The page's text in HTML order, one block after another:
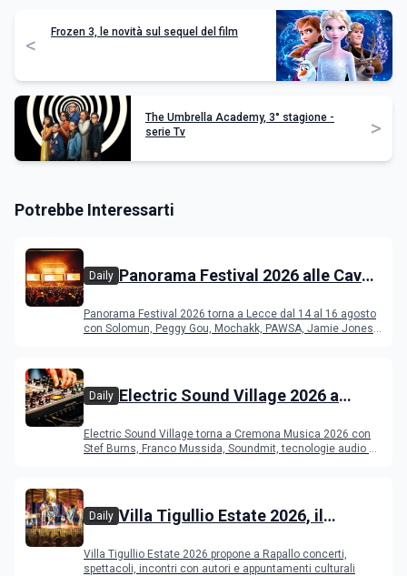
<
Frozen 3, le novità sul sequel del film
The Umbrella Academy, 3° stagione -
serie Tv
>
Potrebbe Interessarti
Daily Panorama Festival 2026 alle Cave
programma
Panorama Festival 2026 torna a Lecce dal 14 al 16 agosto
con Solomun, Peggy Gou, Mochakk, PAWSA, Jamie Jones
Daily Electric Sound Village 2026 a
Young Band Contest, il programma
Electric Sound Village torna a Cremona Musica 2026 con
Stef Burns, Franco Mussida, Soundmit, tecnologie audio e
Daily Villa Tigullio Estate 2026, il
Villa Tigullio Estate 2026 propone a Rapallo concerti,
spettacoli, incontri con autori e appuntamenti culturali